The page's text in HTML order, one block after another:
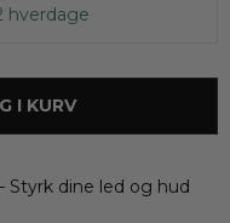
hverdage
I KURV
Styrk dine led og hud